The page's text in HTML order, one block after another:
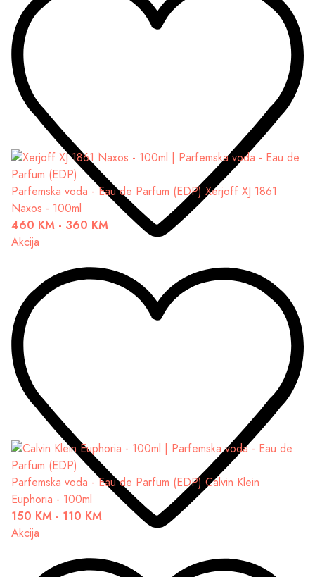
Parfemska voda - Eau de Parfum (EDP) Xerjoff XJ 1861
Naxos - 100ml
460 KM - 360 KM
Akcija
Parfemska voda - Eau de Parfum (EDP) Calvin Klein
Euphoria - 100ml
150 KM - 110 KM
Akcija